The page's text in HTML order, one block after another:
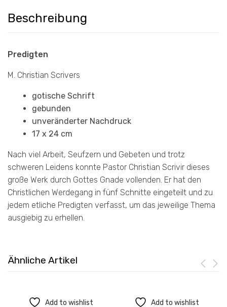
Beschreibung
Predigten
M. Christian Scrivers
gotische Schrift
gebunden
unveränderter Nachdruck
17 x 24 cm
Nach viel Arbeit, Seufzern und Gebeten und trotz
schweren Leidens konnte Pastor Christian Scrivir dieses
große Werk durch Gottes Gnade vollenden. Er hat den
Christlichen Werdegang in fünf Schnitte eingeteilt und zu
jedem etliche Predigten verfasst, um das jeweilige Thema
ausgiebig zu erhellen.
Ähnliche Artikel
Add to wishlist Add to wishlist